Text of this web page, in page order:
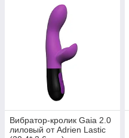
Вибратор-кролик Gaia 2.0
лиловый от Adrien Lastic